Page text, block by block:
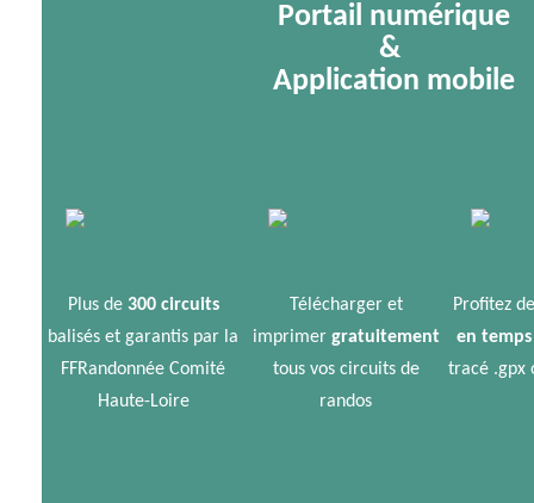
Portail numérique
&
Application mobile
Plus de 300 circuits
balisés et garantis par la
FFRandonnée Comité
Haute-Loire
Télécharger et
imprimer gratuitement
tous vos circuits de
randos
Profitez
en
tracé .gpx